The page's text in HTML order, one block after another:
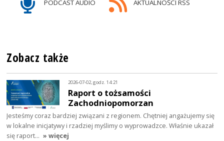
PODCAST AUDIO AKTUALNOŚCI RSS
Zobacz także
2026-07-02, godz. 14:21
Raport o tożsamości
Zachodniopomorzan
Jesteśmy coraz bardziej związani z regionem. Chętniej angażujemy się
w lokalne inicjatywy i rzadziej myślimy o wyprowadzce. Właśnie ukazał
się raport… » więcej